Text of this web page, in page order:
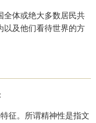
全体或绝大多数居民共
以及他们看待世界的方
征。所谓精神性是指文